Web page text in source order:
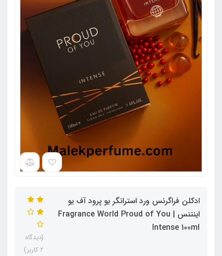
ادکلن فراگرنس ورد استرانگر یو پرود آف یو
اینتنس | Fragrance World Proud of You
Intense 100ml
(دیدگاه
2 کاربر)